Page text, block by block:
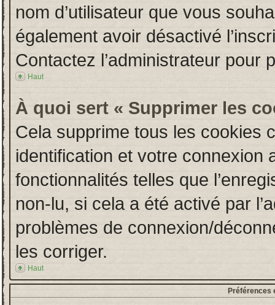
nom d’utilisateur que vous
également avoir désactivé
Contactez l’administrateur pour
Haut
À quoi sert « Supprimer les
Cela supprime tous les cookies
identification et votre connexion
fonctionnalités telles que
non-lu, si cela a été activé par
problèmes de connexion/
les corriger.
Haut
Préférences